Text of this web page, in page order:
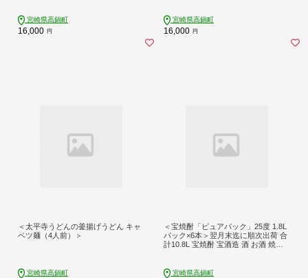
宮崎県高鍋町
16,000 円
宮崎県高鍋町
16,000 円
＜太平寺うどんの釜揚げうどん キャ
ベツ麺（4人前）＞
宮崎県高鍋町
＜宝焼酎「ピュアパック」25度 1.8L
パック×6本＞翌月末迄に順次出荷 合
計10.8L 宝焼酎 宝酒造 酒 お酒 焼酎
宮崎県高鍋町